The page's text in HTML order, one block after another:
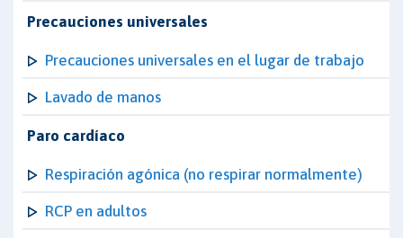
Precauciones universales
Precauciones universales en el lugar de trabajo
Lavado de manos
Paro cardíaco
Respiración agónica (no respirar normalmente)
RCP en adultos